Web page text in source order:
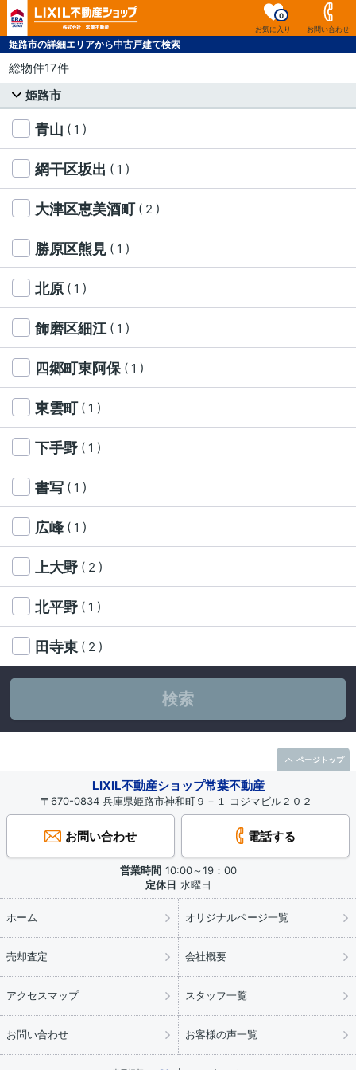
お気に入り
0
お問い合わせ
姫路市の詳細エリアから中古戸建て検索
総物件17件
姫路市
青山 ( 1 )
網干区坂出 ( 1 )
大津区恵美酒町 ( 2 )
勝原区熊見 ( 1 )
北原 ( 1 )
飾磨区細江 ( 1 )
四郷町東阿保 ( 1 )
東雲町 ( 1 )
下手野 ( 1 )
書写 ( 1 )
広峰 ( 1 )
上大野 ( 2 )
北平野 ( 1 )
田寺東 ( 2 )
検索
LIXIL不動産ショップ常葉不動産
〒670-0834 兵庫県姫路市神和町９－１ コジマビル２０２
お問い合わせ 電話する
営業時間 10:00～19：00
定休日 水曜日
ホーム オリジナルページ一覧
売却査定 会社概要
アクセスマップ スタッフ一覧
お問い合わせ お客様の声一覧
ページトップ